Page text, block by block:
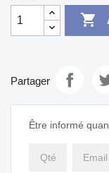

Partager
Être informé